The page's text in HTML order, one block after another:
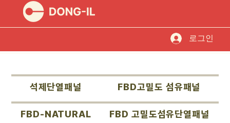
로그인
석제단열패널 FBD고밀도 섬유패널
FBD-NATURAL FBD 고밀도섬유단열패널